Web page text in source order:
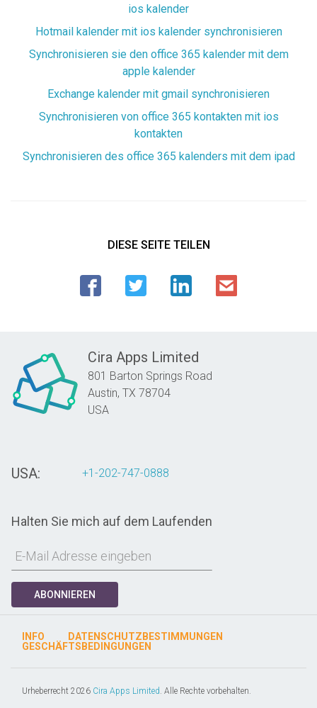
ios kalender
Hotmail kalender mit ios kalender synchronisieren
Synchronisieren sie den office 365 kalender mit dem
apple kalender
Exchange kalender mit gmail synchronisieren
Synchronisieren von office 365 kontakten mit ios
kontakten
Synchronisieren des office 365 kalenders mit dem ipad
DIESE SEITE TEILEN
Cira Apps Limited
801 Barton Springs Road
Austin, TX 78704
USA
USA: +1-202-747-0888
Halten Sie mich auf dem Laufenden
ABONNIEREN
INFO
DATENSCHUTZBESTIMMUNGEN
GESCHÄFTSBEDINGUNGEN
Urheberrecht 2026 Cira Apps Limited. Alle Rechte vorbehalten.